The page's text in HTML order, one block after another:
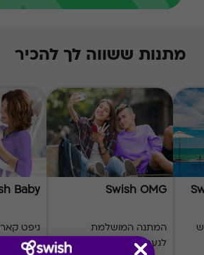
מתנות ששווה לך להכיר
Swish OMG
המתנה המושלמת
לנערות ולנערים
Baby
גיפט
ולתינוק